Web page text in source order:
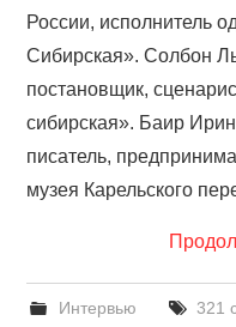
России, исполнитель
Сибирская». Солбон
постановщик,
сибирская». Баир
писатель,
музея Карельского
Интервью 321